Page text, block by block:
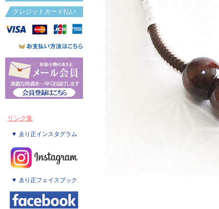
クレジットカード払い
リンク集
▼ ゑり正インスタグラム
▼ ゑり正フェイスブック